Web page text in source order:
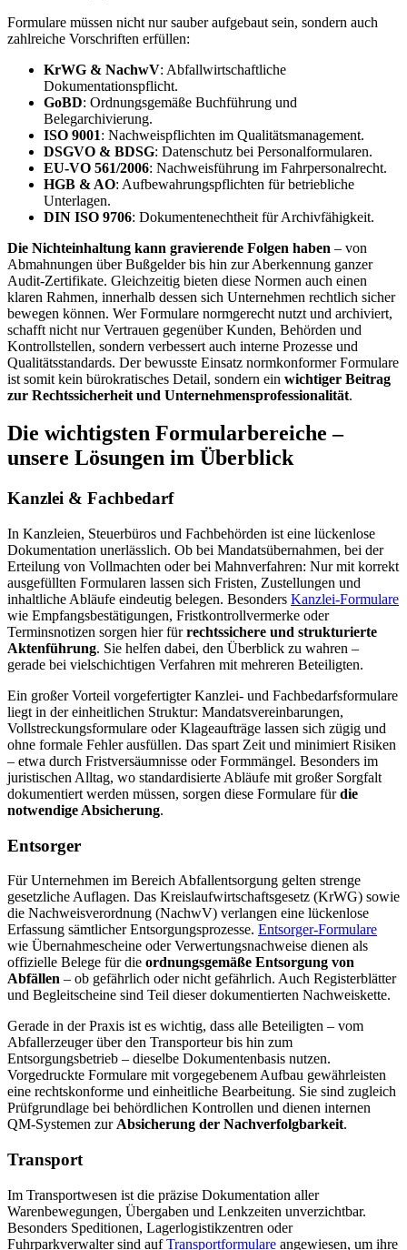
Formulare müssen nicht nur sauber aufgebaut sein, sondern auch
zahlreiche Vorschriften erfüllen:
KrWG & NachwV: Abfallwirtschaftliche
Dokumentationspflicht.
GoBD: Ordnungsgemäße Buchführung und
Belegarchivierung.
ISO 9001: Nachweispflichten im Qualitätsmanagement.
DSGVO & BDSG: Datenschutz bei Personalformularen.
EU-VO 561/2006: Nachweisführung im Fahrpersonalrecht.
HGB & AO: Aufbewahrungspflichten für betriebliche
Unterlagen.
DIN ISO 9706: Dokumentenechtheit für Archivfähigkeit.
Die Nichteinhaltung kann gravierende Folgen haben – von
Abmahnungen über Bußgelder bis hin zur Aberkennung ganzer
Audit-Zertifikate. Gleichzeitig bieten diese Normen auch einen
klaren Rahmen, innerhalb dessen sich Unternehmen rechtlich sicher
bewegen können. Wer Formulare normgerecht nutzt und archiviert,
schafft nicht nur Vertrauen gegenüber Kunden, Behörden und
Kontrollstellen, sondern verbessert auch interne Prozesse und
Qualitätsstandards. Der bewusste Einsatz normkonformer Formulare
ist somit kein bürokratisches Detail, sondern ein wichtiger Beitrag
zur Rechtssicherheit und Unternehmensprofessionalität.
Die wichtigsten Formularbereiche –
unsere Lösungen im Überblick
Kanzlei & Fachbedarf
In Kanzleien, Steuerbüros und Fachbehörden ist eine lückenlose
Dokumentation unerlässlich. Ob bei Mandatsübernahmen, bei der
Erteilung von Vollmachten oder bei Mahnverfahren: Nur mit korrekt
ausgefüllten Formularen lassen sich Fristen, Zustellungen und
inhaltliche Abläufe eindeutig belegen. Besonders Kanzlei-Formulare
wie Empfangsbestätigungen, Fristkontrollvermerke oder
Terminsnotizen sorgen hier fürrechtssichere und strukturierte
Aktenführung. Sie helfen dabei, den Überblick zu wahren –
gerade bei vielschichtigen Verfahren mit mehreren Beteiligten.
Ein großer Vorteil vorgefertigter Kanzlei- und Fachbedarfsformulare
liegt in der einheitlichen Struktur: Mandatsvereinbarungen,
Vollstreckungsformulare oder Klageaufträge lassen sich zügig und
ohne formale Fehler ausfüllen. Das spart Zeit und minimiert Risiken
– etwa durch Fristversäumnisse oder Formmängel. Besonders im
juristischen Alltag, wo standardisierte Abläufe mit großer Sorgfalt
dokumentiert werden müssen, sorgen diese Formulare fürdie
notwendige Absicherung.
Entsorger
Für Unternehmen im Bereich Abfallentsorgung gelten strenge
gesetzliche Auflagen. Das Kreislaufwirtschaftsgesetz (KrWG) sowie
die Nachweisverordnung (NachwV) verlangen eine lückenlose
Erfassung sämtlicher Entsorgungsprozesse. Entsorger-Formulare
wie Übernahmescheine oder Verwertungsnachweise dienen als
offizielle Belege für die ordnungsgemäße Entsorgung von
Abfällen – ob gefährlich oder nicht gefährlich. Auch Registerblätter
und Begleitscheine sind Teil dieser dokumentierten Nachweiskette.
Gerade in der Praxis ist es wichtig, dass alle Beteiligten – vom
Abfallerzeuger über den Transporteur bis hin zum
Entsorgungsbetrieb – dieselbe Dokumentenbasis nutzen.
Vorgedruckte Formulare mit vorgegebenem Aufbau gewährleisten
eine rechtskonforme und einheitliche Bearbeitung. Sie sind zugleich
Prüfgrundlage bei behördlichen Kontrollen und dienen internen
QM-Systemen zurAbsicherung der Nachverfolgbarkeit.
Transport
Im Transportwesen ist die präzise Dokumentation aller
Warenbewegungen, Übergaben und Lenkzeiten unverzichtbar.
Besonders Speditionen, Lagerlogistikzentren oder
Fuhrparkverwalter sind aufTransportformulare angewiesen, um ihre